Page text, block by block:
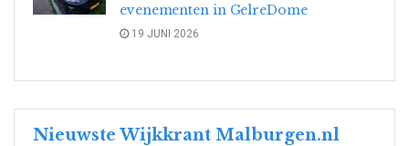
evenementen in GelreDome
19 JUNI 2026
Nieuwste Wijkkrant Malburgen.nl